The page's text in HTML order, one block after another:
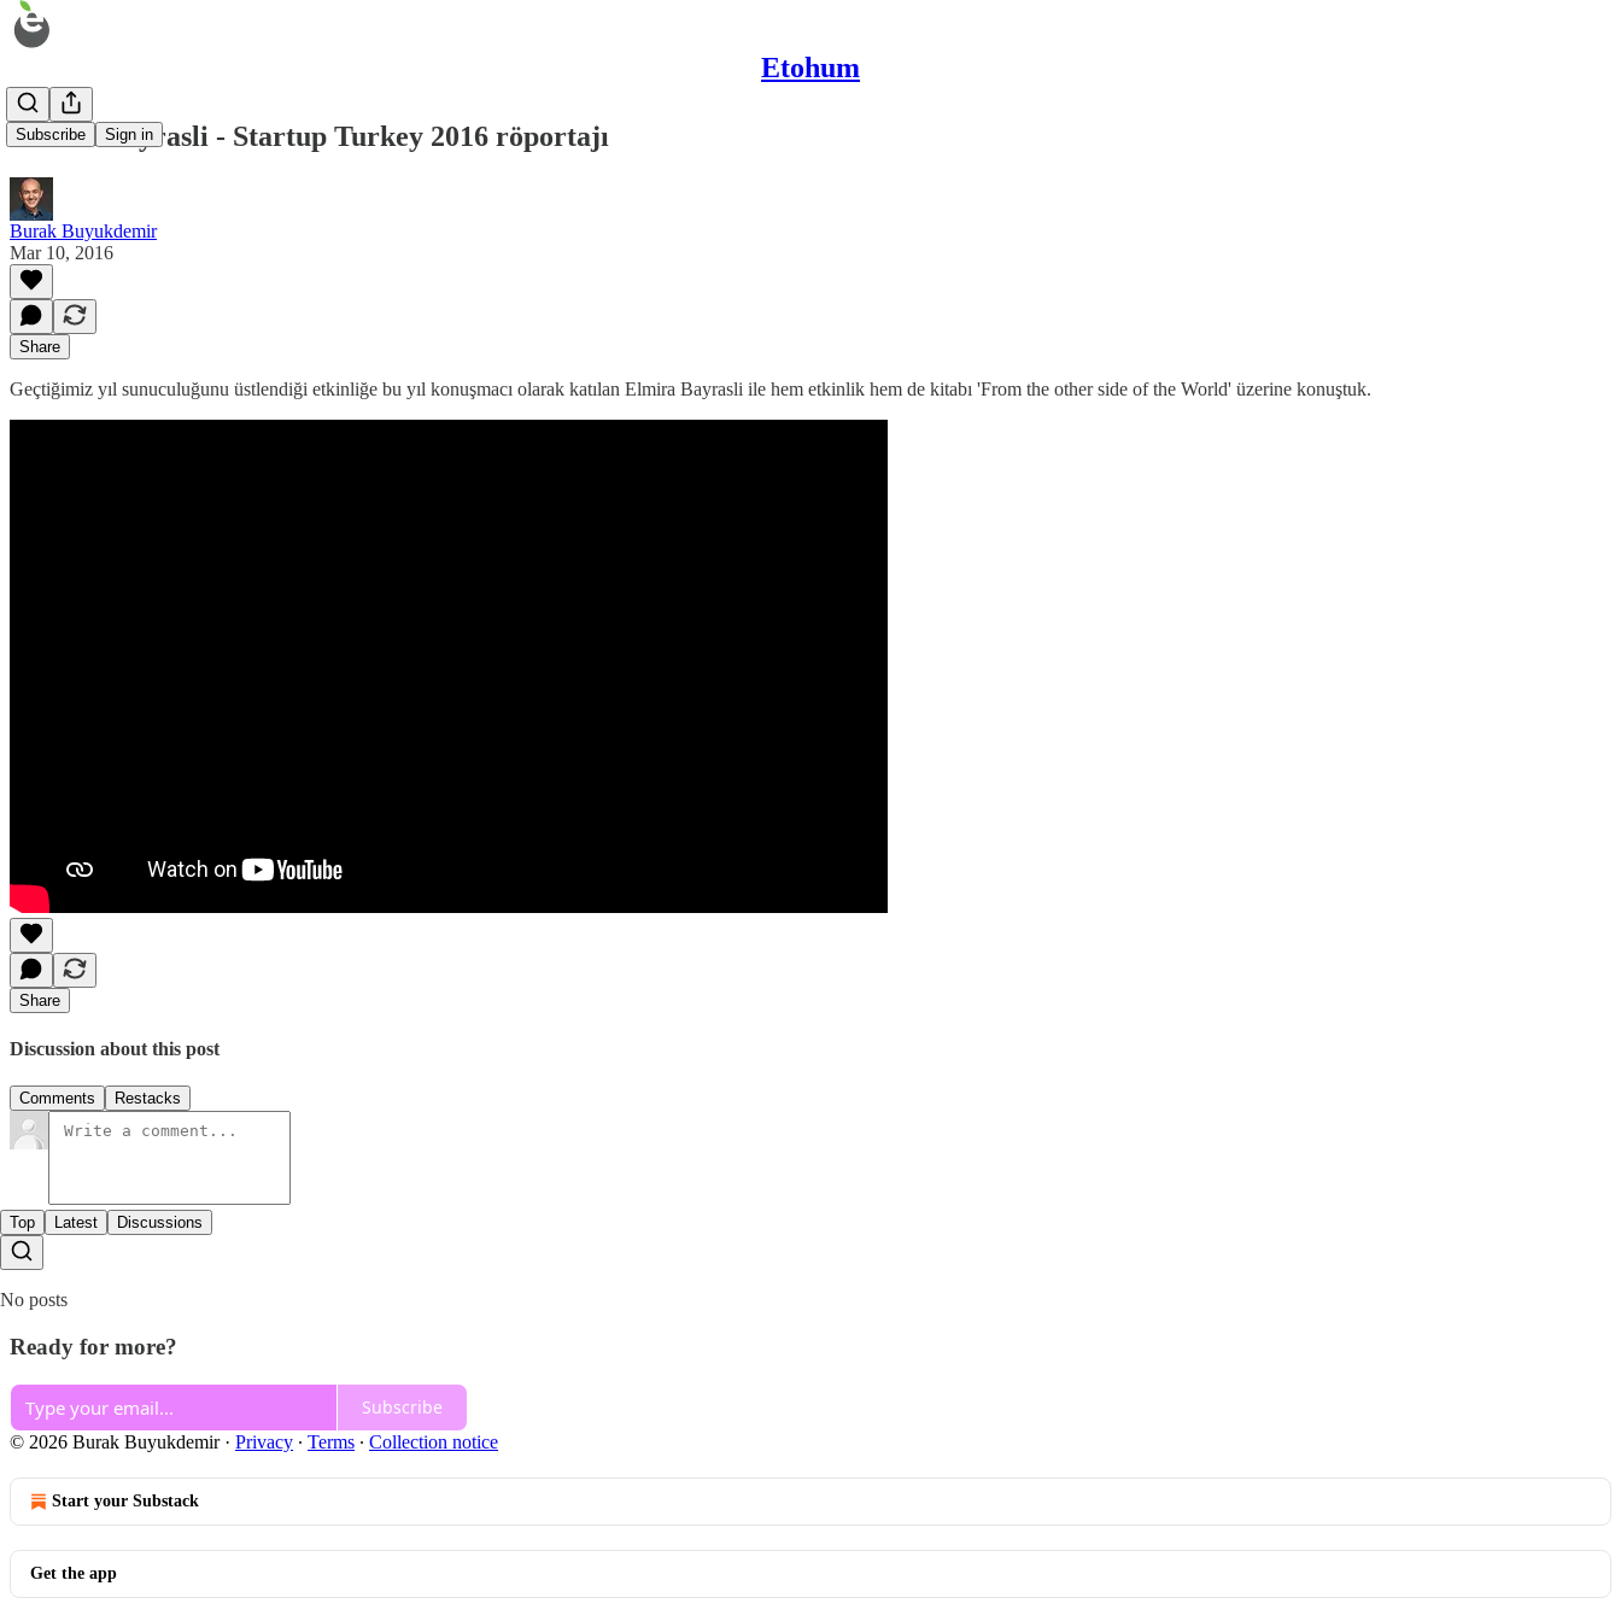
Etohum
Subscribe Sign in
Elmira Bayrasli - Startup Turkey 2016 röportajı
Burak Buyukdemir
Mar 10, 2016
Share
Geçtiğimiz yıl sunuculuğunu üstlendiği etkinliğe bu yıl konuşmacı olarak katılan Elmira Bayrasli ile hem etkinlik hem de kitabı 'From the other side of the World' üzerine konuştuk.
Share
Discussion about this post
Comments Restacks
Top Latest Discussions
No posts
Ready for more?
Subscribe
© 2026 Burak Buyukdemir· Privacy ∙ Terms ∙ Collection notice
Start your Substack
Get the app